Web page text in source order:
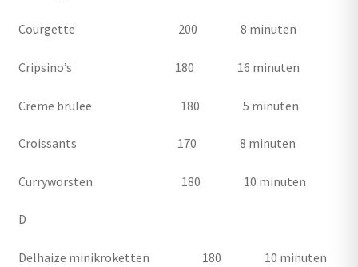
Courgette 200 8 minuten
Cripsino’s 180 16 minuten
Creme brulee 180 5 minuten
Croissants 170 8 minuten
Curryworsten 180 10 minuten
D
Delhaize minikroketten 180 10 minuten